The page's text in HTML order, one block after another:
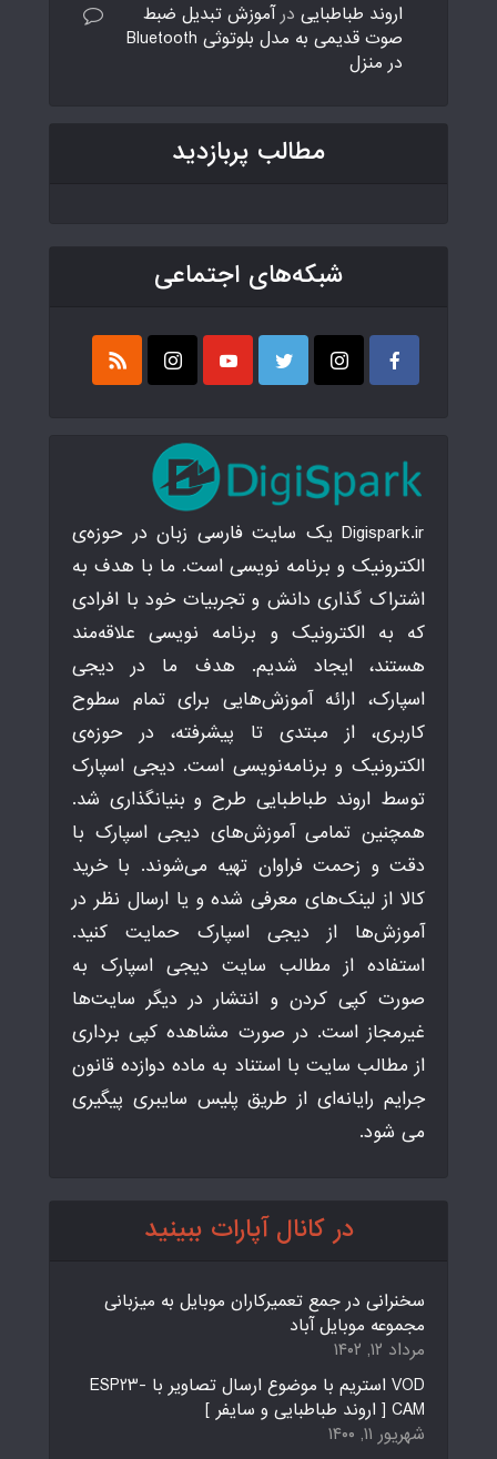
اروند طباطبایی درآموزش تبدیل ضبط
صوت قدیمی به مدل بلوتوثی Bluetooth
در منزل
مطالب پربازدید
شبکه‌های اجتماعی
Digispark.ir یک سایت فارسی زبان در حوزه‌ی
الکترونیک و برنامه نویسی است. ما با هدف به
اشتراک گذاری دانش و تجربیات خود با افرادی
که به الکترونیک و برنامه نویسی علاقه‌مند
هستند، ایجاد شدیم. هدف ما در دیجی
اسپارک، ارائه آموزش‌هایی برای تمام سطوح
کاربری، از مبتدی تا پیشرفته، در حوزه‌ی
الکترونیک و برنامه‌نویسی است. دیجی اسپارک
توسط اروند طباطبایی طرح و بنیانگذاری شد.
همچنین تمامی آموزش‌های دیجی اسپارک با
دقت و زحمت فراوان تهیه می‌شوند. با خرید
کالا از لینک‌های معرفی شده و یا ارسال نظر در
آموزش‌ها از دیجی اسپارک حمایت کنید.
استفاده از مطالب سایت دیجی اسپارک به
صورت کپی کردن و انتشار در دیگر سایت‌ها
غیرمجاز است. در صورت مشاهده کپی برداری
از مطالب سایت با استناد به ماده دوازده قانون
جرایم رایانه‌ای از طریق پلیس سایبری پیگیری
می شود.
در کانال آپارات ببینید
سخنرانی در جمع تعمیرکاران موبایل به میزبانی
مجموعه موبایل آباد
مرداد ۱۲, ۱۴۰۲
VOD استریم با موضوع ارسال تصاویر با ESP23-
CAM [ اروند طباطبایی و سایفر ]
شهریور ۱۱, ۱۴۰۰